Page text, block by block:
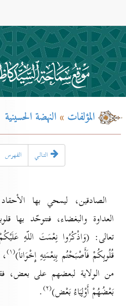
المؤلفات»النهضة الحسينية
الفهرس التـالـي
الصادقين، ليمحي بها
العداوة والبغضاء، فتتوحّد بها
تعالى: (وَاذْكُرُوا نِعْمَتَ اللّهِ
قُلُوبِكُمْ فَأَصْبَحْتُم بِنِعْمَتِهِ إِخْوَاناً)(۱)
من الولاية لبعضهم على بعض،
بَعْضُهُمْ أَوْلِيَاءُ بَعْض)(۲) .